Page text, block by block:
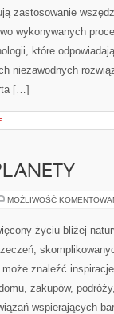
zastosowanie
wykonywanych
które
niezawodnych
[…]
MOŻLIWOŚĆ
życiu bliżej
znaleźć
zakupów,
wspierających